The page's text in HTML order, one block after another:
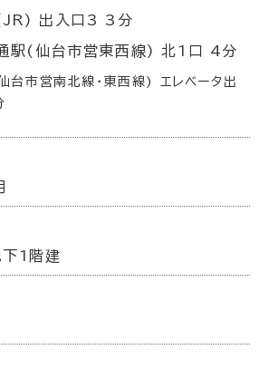
出入口3 3分
駅(仙台市営東西線) 北1口 4分
台市営南北線･東西線) エレベータ出
1階建